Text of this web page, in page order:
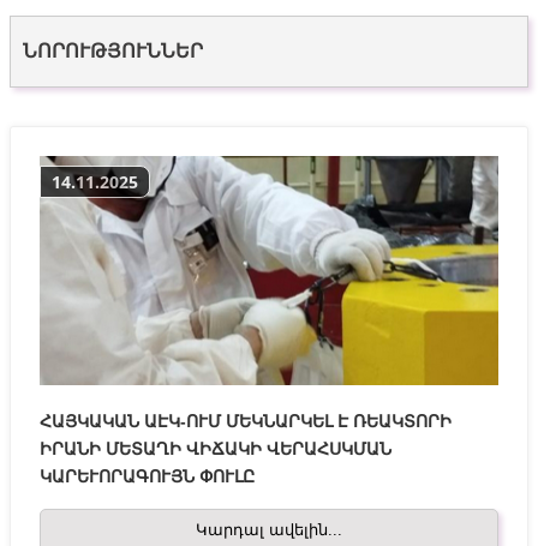
ՆՈՐՈՒԹՅՈՒՆՆԵՐ
14.11.2025
ՀԱՅԿԱԿԱՆ ԱԷԿ-ՈՒՄ ՄԵԿՆԱՐԿԵԼ Է ՌԵԱԿՏՈՐԻ
ԻՐԱՆԻ ՄԵՏԱՂԻ ՎԻՃԱԿԻ ՎԵՐԱՀՍԿՄԱՆ
ԿԱՐԵՒՈՐԱԳՈՒՅՆ ՓՈՒԼԸ
Կարդալ ավելին...